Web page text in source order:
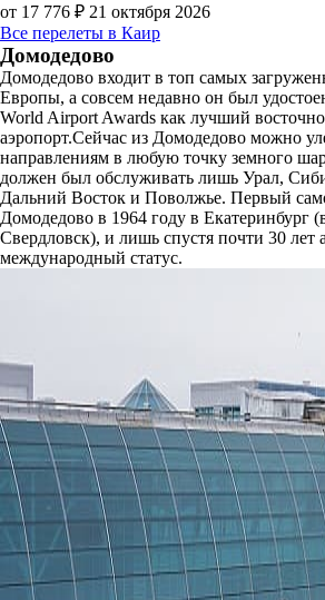
от 17 776 ₽ 21 октября 2026
Все перелеты в Каир
Домодедово
Домодедово входит в топ самых
Европы, а совсем недавно он был
World Airport Awards как лучший
аэропорт.Сейчас из Домодедово можно
направлениям в любую точку земного
должен был обслуживать лишь Урал,
Дальний Восток и Поволжье. Первый
Домодедово в 1964 году в Екатеринбург
Свердловск), и лишь спустя почти 30 лет
международный статус.